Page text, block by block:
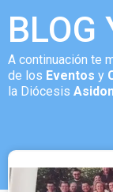
BLOG
A continuación te
de los Eventos y
la Diócesis